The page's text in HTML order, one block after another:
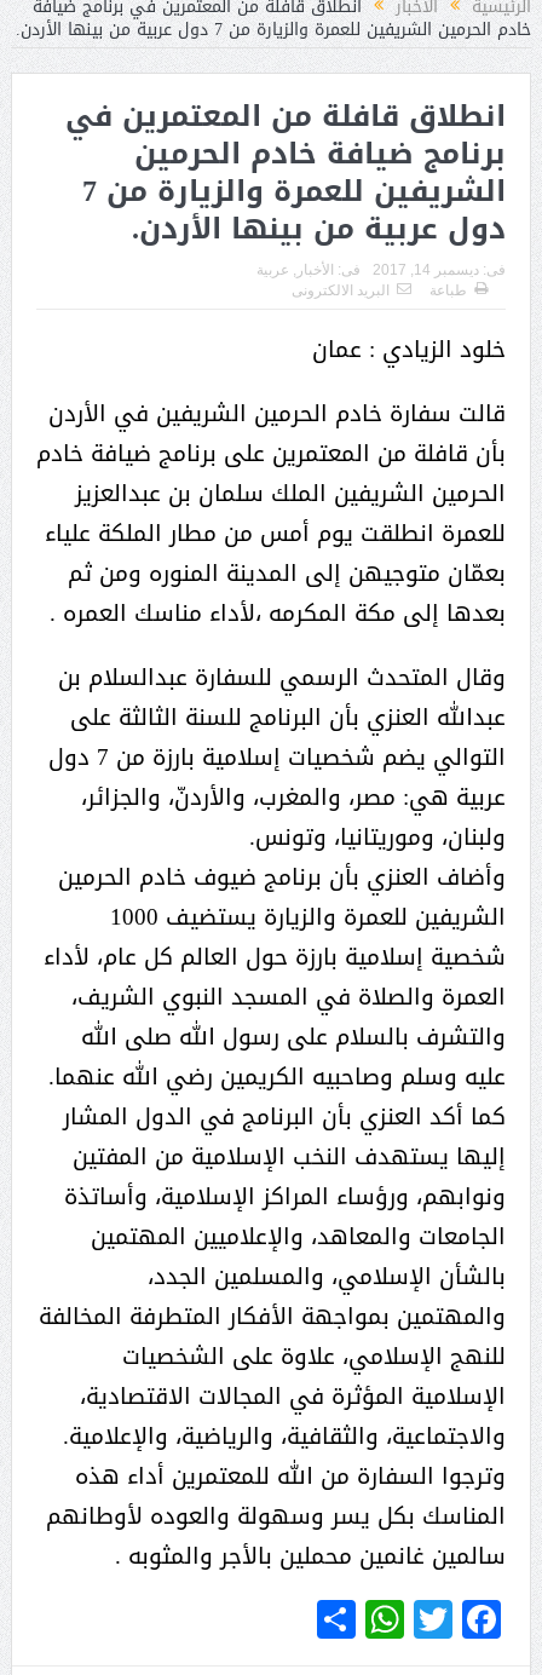
خادم الحرمين الشريفين للعمرة والزيارة من 7 دول عربية من بينها الأردن.
انطلاق قافلة من المعتمرين في
برنامج ضيافة خادم الحرمين
الشريفين للعمرة والزيارة من 7
دول عربية من بينها الأردن.
فى: ديسمبر 14, 2017 فى: الأخبار
عربية
طباعة
البريد الالكترونى
خلود الزيادي : عمان
قالت سفارة خادم الحرمين الشريفين في الأردن
بأن قافلة من المعتمرين على برنامج ضيافة خادم
الحرمين الشريفين الملك سلمان بن عبدالعزيز
للعمرة انطلقت يوم أمس من مطار الملكة علياء
بعمّان متوجيهن إلى المدينة المنوره ومن ثم
بعدها إلى مكة المكرمه ،لأداء مناسك العمره .
وقال المتحدث الرسمي للسفارة عبدالسلام بن
عبدالله العنزي بأن البرنامج للسنة الثالثة على
التوالي يضم شخصيات إسلامية بارزة من 7 دول
عربية هي: مصر، والمغرب، والأردنّ، والجزائر،
ولبنان، وموريتانيا، وتونس.
وأضاف العنزي بأن برنامج ضيوف خادم الحرمين
الشريفين للعمرة والزيارة يستضيف 1000
شخصية إسلامية بارزة حول العالم كل عام، لأداء
العمرة والصلاة في المسجد النبوي الشريف،
والتشرف بالسلام على رسول الله صلى الله
عليه وسلم وصاحبيه الكريمين رضي الله عنهما.
كما أكد العنزي بأن البرنامج في الدول المشار
إليها يستهدف النخب الإسلامية من المفتين
ونوابهم، ورؤساء المراكز الإسلامية، وأساتذة
الجامعات والمعاهد، والإعلاميين المهتمين
بالشأن الإسلامي، والمسلمين الجدد،
والمهتمين بمواجهة الأفكار المتطرفة المخالفة
للنهج الإسلامي، علاوة على الشخصيات
الإسلامية المؤثرة في المجالات الاقتصادية،
والاجتماعية، والثقافية، والرياضية، والإعلامية.
وترجوا السفارة من الله للمعتمرين أداء هذه
المناسك بكل يسر وسهولة والعوده لأوطانهم
سالمين غانمين محملين بالأجر والمثوبه .
Facebook
Twitter
WhatsApp
Share